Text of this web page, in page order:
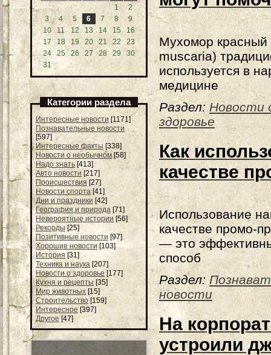
1
2
3
4 5 6 7 8
9
10
11 12 13 14 15
16
17
18 19 20 21 22
23
24
25 26 27 28 29
30
31
Категории раздела
Интересные новости [1171]
Познавательные новости
[597]
Интересные факты [338]
Новости о необычном [58]
Надо знать [413]
Авто новости [217]
Происшествия [27]
Новости спорта [41]
Дни и праздники [42]
География и природа [71]
Невероятные истории [56]
Рекорды [25]
Позитивные новости [97]
Хорошие новости [103]
История [31]
Техника и наука [207]
Новости о здоровье [177]
Кухня и рецепты [35]
Мир животных [15]
Строительство [159]
Интересное [397]
Другое [47]
Мухомор красный
muscaria)
используется в
медицине
Раздел: Новости
здоровье
Как
качестве
Использование
качестве промо-
— это
способ
Раздел:
новости
На
устроили